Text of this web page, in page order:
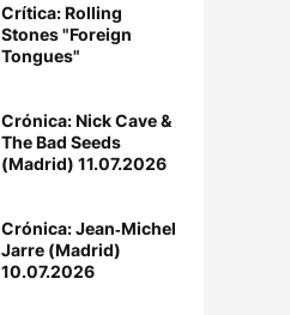
Crítica: Rolling
Stones "Foreign
Tongues"
Crónica: Nick Cave &
The Bad Seeds
(Madrid) 11.07.2026
Crónica: Jean‐Michel
Jarre (Madrid)
10.07.2026